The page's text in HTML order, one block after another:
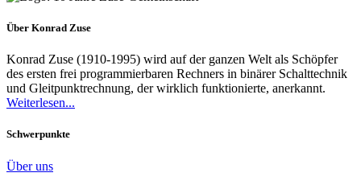
Über Konrad Zuse
Konrad Zuse (1910-1995) wird auf der ganzen Welt als Schöpfer
des ersten frei programmierbaren Rechners in binärer Schalttechnik
und Gleitpunktrechnung, der wirklich funktionierte, anerkannt.
Weiterlesen...
Schwerpunkte
Über uns